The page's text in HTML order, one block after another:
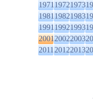
197119721973
198119821983
199119921993
200120022003
201120122013